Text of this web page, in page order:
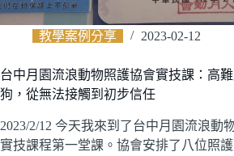
教學案例分享 2023-02-12
台中月園流浪動物照護協會實技課：高
狗，從無法接觸到初步信任
2023/2/12 今天我來到了台中月園流浪動
實技課程第一堂課。協會安排了八位照